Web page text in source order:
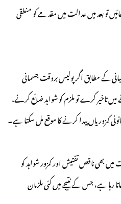
تو بعد میں عدالت میں مقدمے کو منطقی
کے مطابق اگر پولیس بروقت جسمانی
تاخیر کرے تو ملزم کو شواہد ضائع کرنے،
کمزوریاں پیدا کرنے کا موقع مل سکتا ہے۔
بھی ناقص تفتیش اور کمزور شواہد کو
رہا ہے، جس کے نتیجے میں کئی ملزمان